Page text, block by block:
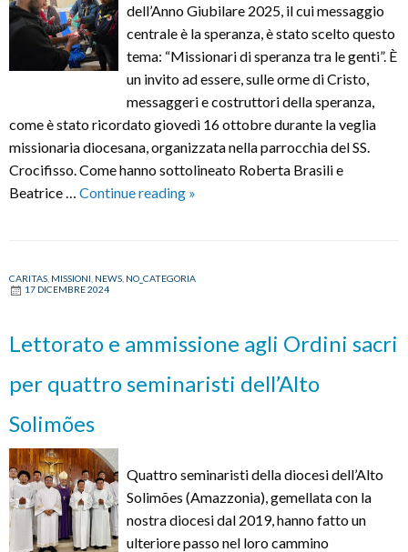
dell’Anno Giubilare 2025, il cui messaggio
centrale è la speranza, è stato scelto questo
tema: “Missionari di speranza tra le genti”. È
un invito ad essere, sulle orme di Cristo,
messaggeri e costruttori della speranza,
come è stato ricordato giovedì 16 ottobre durante la veglia
missionaria diocesana, organizzata nella parrocchia del SS.
Crocifisso. Come hanno sottolineato Roberta Brasili e
Beatrice … Continue reading Veglia
Cristo,
le
genti”
»
CARITAS MISSIONI NEWS NO_CATEGORIA
17 DICEMBRE 2024
Lettorato e ammissione agli Ordini sacri
per quattro seminaristi dell’Alto
Solimões
Quattro seminaristi della diocesi dell’Alto
Solimões (Amazzonia), gemellata con la
nostra diocesi dal 2019, hanno fatto un
ulteriore passo nel loro cammino